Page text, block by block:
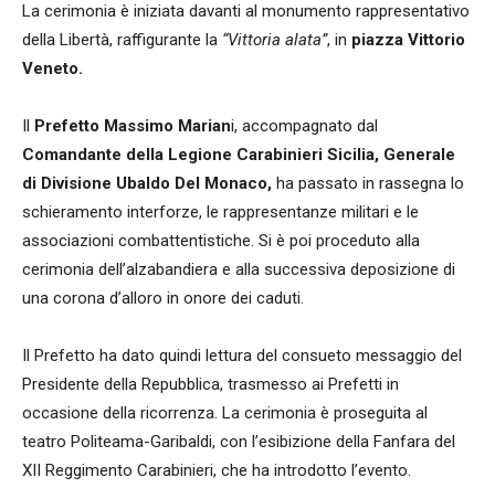
La cerimonia è iniziata davanti al monumento rappresentativo
della Libertà, raffigurante la “Vittoria alata”, in piazza Vittorio
Veneto.
Il Prefetto Massimo Mariani, accompagnato dal
Comandante della Legione Carabinieri Sicilia, Generale
di Divisione Ubaldo Del Monaco, ha passato in rassegna lo
schieramento interforze, le rappresentanze militari e le
associazioni combattentistiche. Si è poi proceduto alla
cerimonia dell’alzabandiera e alla successiva deposizione di
una corona d’alloro in onore dei caduti.
Il Prefetto ha dato quindi lettura del consueto messaggio del
Presidente della Repubblica, trasmesso ai Prefetti in
occasione della ricorrenza. La cerimonia è proseguita al
teatro Politeama-Garibaldi, con l’esibizione della Fanfara del
XII Reggimento Carabinieri, che ha introdotto l’evento.